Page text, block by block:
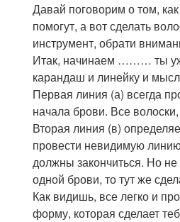
Давай поговорим о том,
помогут, а вот сделать
инструмент, обрати
Итак, начинаем ……… ты
карандаш и линейку и
Первая линия (а) всегда
начала брови. Все
Вторая линия (в)
провести невидимую
должны закончиться. Но
одной брови, то тут же
Как видишь, все легко и
форму, которая сделает